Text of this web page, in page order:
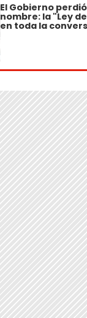
El Gobierno
nombre: la "Ley
en toda la